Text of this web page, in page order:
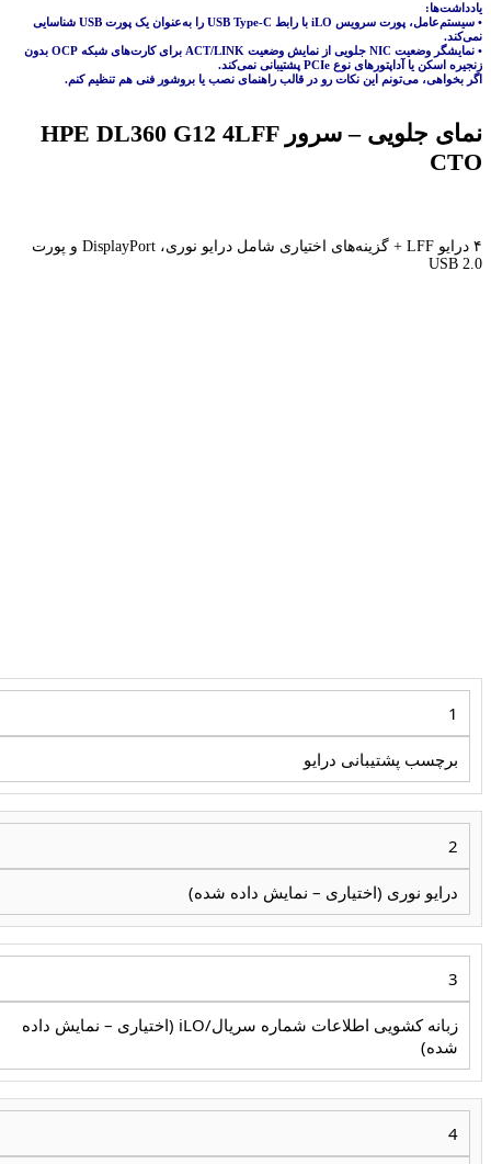
یادداشت‌ها:
• سیستم‌عامل، پورت سرویس iLO با رابط USB Type-C را به‌عنوان یک پورت USB شناسایی
نمی‌کند.
• نمایشگر وضعیت NIC جلویی از نمایش وضعیت ACT/LINK برای کارت‌های شبکه OCP بدون
زنجیره اسکن یا آداپتورهای نوع PCIe پشتیبانی نمی‌کند.
اگر بخواهی، می‌تونم این نکات رو در قالب راهنمای نصب یا بروشور فنی هم تنظیم کنم.
نمای جلویی – سرور HPE DL360 G12 4LFF
CTO
۴ درایو LFF + گزینه‌های اختیاری شامل درایو نوری، DisplayPort و پورت
USB 2.0
1
برچسب پشتیبانی درایو
2
درایو نوری (اختیاری – نمایش داده شده)
3
زبانه کشویی اطلاعات شماره سریال/iLO (اختیاری – نمایش داده
شده)
4